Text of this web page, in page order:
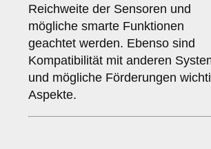
Reichweite der Sensoren und
mögliche smarte Funktionen
geachtet werden. Ebenso sind
Kompatibilität mit anderen
und mögliche Förderungen
Aspekte.